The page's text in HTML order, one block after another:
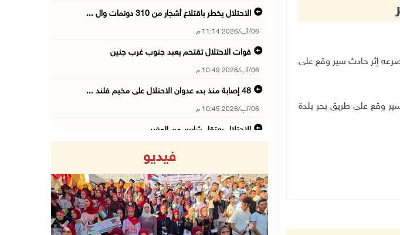
مصرعه إثر حادث سير وقع على
جراء حادث سير وقع على طريق بحر بلدة
الاحتلال يخطر باقتلاع أشجار من 310 دونمات وال ...
06/آب/2026 11:14 م
قوات الاحتلال تقتحم يعبد جنوب غرب جنين
06/آب/2026 10:49 م
48 إصابة منذ بدء عدوان الاحتلال على مخيم قلند ...
06/آب/2026 10:45 م
الاحتلال يعتقل شابين من المغير
06/آب/2026 10:01 م
رئيس بلدية الخليل يطلع وفدا أميركيا على تطورا ...
06/آب/2026 09:59 م
فيديو
Previous Next